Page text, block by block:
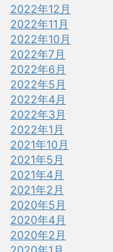
2022年12月
2022年11月
2022年10月
2022年7月
2022年6月
2022年5月
2022年4月
2022年3月
2022年1月
2021年10月
2021年5月
2021年4月
2021年2月
2020年5月
2020年4月
2020年2月